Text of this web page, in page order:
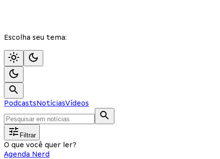
Escolha seu tema:
PodcastsNotíciasVídeos
Filtrar
O que você quer ler?
Agenda Nerd